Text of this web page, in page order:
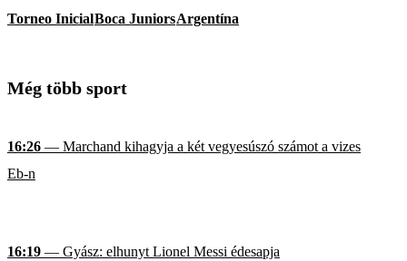
Torneo InicialBoca JuniorsArgentína
Még több sport
16:26 — Marchand kihagyja a két vegyesúszó számot a vizes
Eb-n
16:19 — Gyász: elhunyt Lionel Messi édesapja